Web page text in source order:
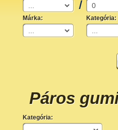
Márka: Kategória:
Páros
Kategória: